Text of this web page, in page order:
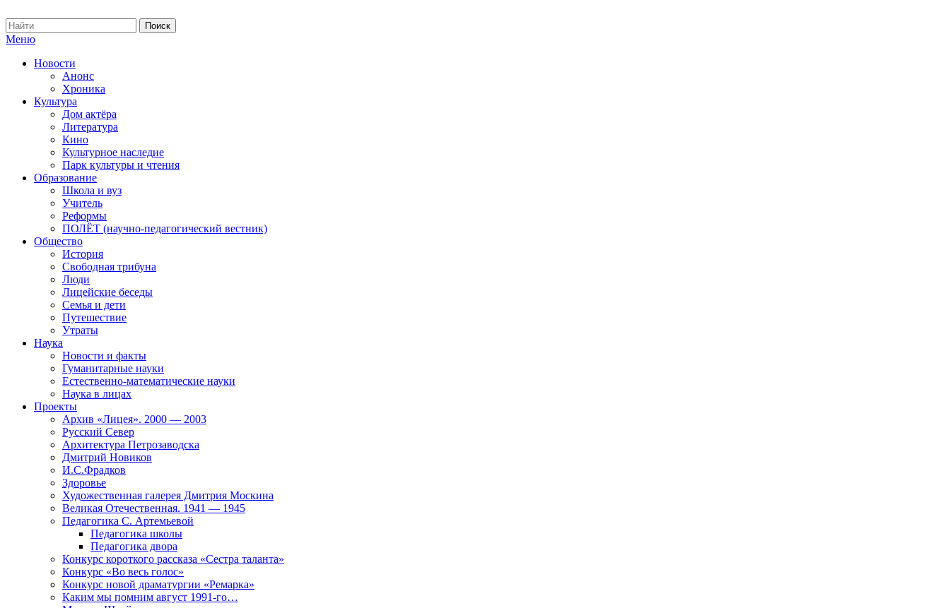
Меню
Новости
Анонс
Хроника
Культура
Дом актёра
Литература
Кино
Культурное наследие
Парк культуры и чтения
Образование
Школа и вуз
Учитель
Реформы
ПОЛЁТ (научно-педагогический вестник)
Общество
История
Свободная трибуна
Люди
Лицейские беседы
Семья и дети
Путешествие
Утраты
Наука
Новости и факты
Гуманитарные науки
Естественно-математические науки
Наука в лицах
Проекты
Архив «Лицея». 2000 — 2003
Русский Север
Архитектура Петрозаводска
Дмитрий Новиков
И.С.Фрадков
Здоровье
Художественная галерея Дмитрия Москина
Великая Отечественная. 1941 — 1945
Педагогика С. Артемьевой
Педагогика школы
Педагогика двора
Конкурс короткого рассказа «Сестра таланта»
Конкурс «Во весь голос»
Конкурс новой драматургии «Ремарка»
Каким мы помним август 1991-го…